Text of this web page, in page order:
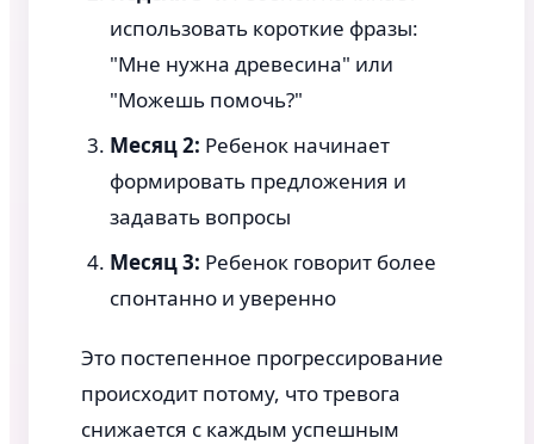
использовать короткие фразы:
"Мне нужна древесина" или
"Можешь помочь?"
Месяц 2: Ребенок начинает
формировать предложения и
задавать вопросы
Месяц 3: Ребенок говорит более
спонтанно и уверенно
Это постепенное прогрессирование
происходит потому, что тревога
снижается с каждым успешным